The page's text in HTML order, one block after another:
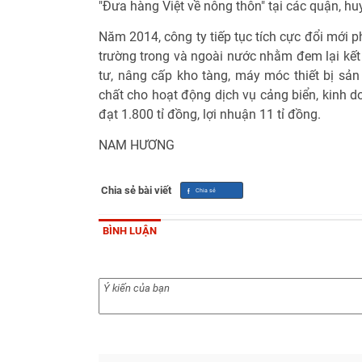
"Đưa hàng Việt về nông thôn" tại các quận,
Năm 2014, công ty tiếp tục tích cực đổi mới
trường trong và ngoài nước nhằm đem lại
tư, nâng cấp kho tàng, máy móc thiết bị
chất cho hoạt động dịch vụ cảng biển, kinh
đạt 1.800 tỉ đồng, lợi nhuận 11 tỉ đồng.
NAM HƯƠNG
Chia sẻ bài viết
BÌNH LUẬN